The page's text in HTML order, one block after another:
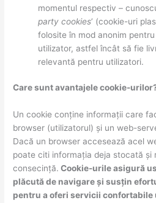
momentul respectiv –
party cookies’ (cookie-uri
folosite în mod anonim
utilizator, astfel încât să fie
relevantă pentru utilizatori.
Care sunt avantajele cookie-
Un cookie conține informații care
browser (utilizatorul) și un web-
Dacă un browser accesează acel
poate citi informația deja stocată și
consecință. Cookie-urile asigură
plăcută de navigare și susțin
pentru a oferi servicii